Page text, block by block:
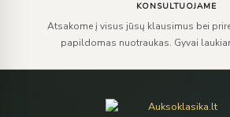
KONSULTUOJAME
Atsakome į visus jūsų klausimus bei
papildomas nuotraukas. Gyvai